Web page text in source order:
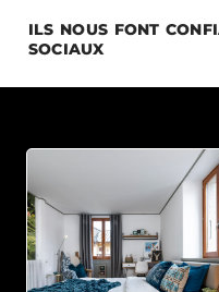
ILS NOUS FONT
SOCIAUX